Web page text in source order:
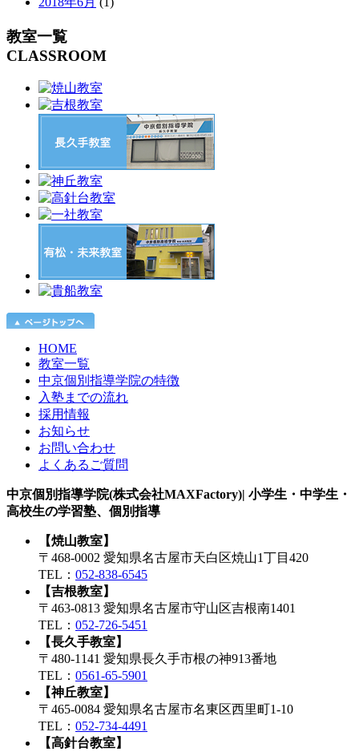
教室一覧
CLASSROOM
HOME
教室一覧
中京個別指導学院の特徴
入塾までの流れ
採用情報
お知らせ
お問い合わせ
よくあるご質問
中京個別指導学院(株式会社MAXFactory)| 小学生・中学生・
高校生の学習塾、個別指導
【焼山教室】
〒468-0002 愛知県名古屋市天白区焼山1丁目420
TEL： 052-838-6545
【吉根教室】
〒463-0813 愛知県名古屋市守山区吉根南1401
TEL： 052-726-5451
【長久手教室】
〒480-1141 愛知県長久手市根の神913番地
TEL： 0561-65-5901
【神丘教室】
〒465-0084 愛知県名古屋市名東区西里町1-10
TEL： 052-734-4491
【高針台教室】